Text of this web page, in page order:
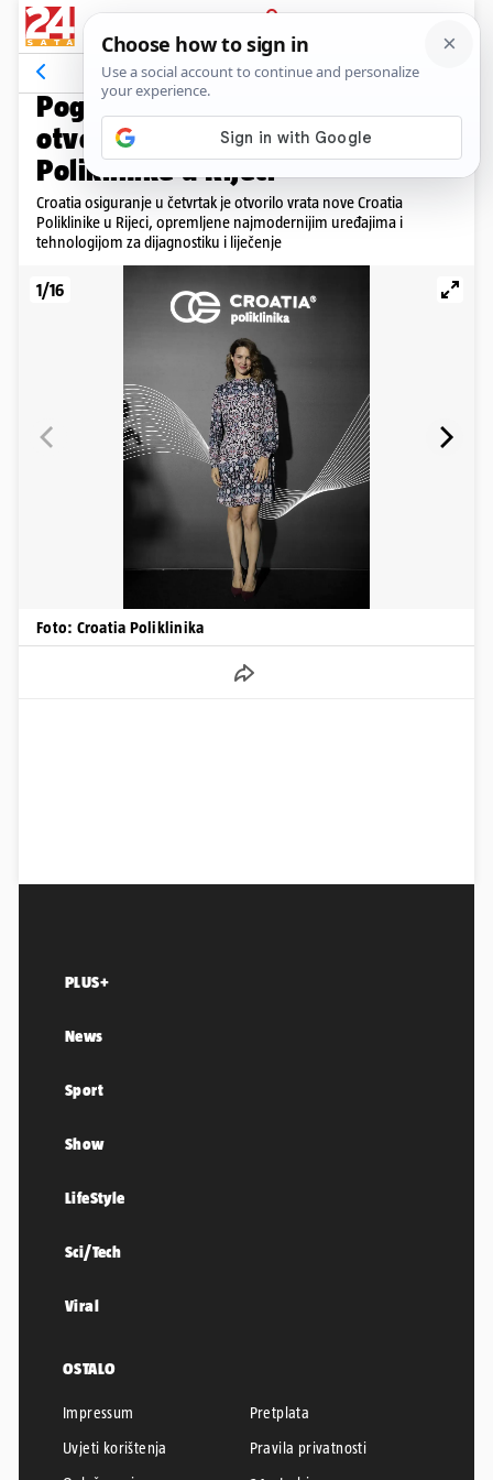
PRIJAVA
Galerija
PROMO
Pogledajte kako je bilo na
otvorenju nove Croatia
Poliklinike u Rijeci
Croatia osiguranje u četvrtak je otvorilo vrata nove Croatia
Poliklinike u Rijeci, opremljene najmodernijim uređajima i
tehnologijom za dijagnostiku i liječenje
1/16
Foto: Croatia Poliklinika
PLUS+
News
Sport
Show
LifeStyle
Sci/Tech
Viral
OSTALO
Impressum
Pretplata
Uvjeti korištenja
Pravila privatnosti